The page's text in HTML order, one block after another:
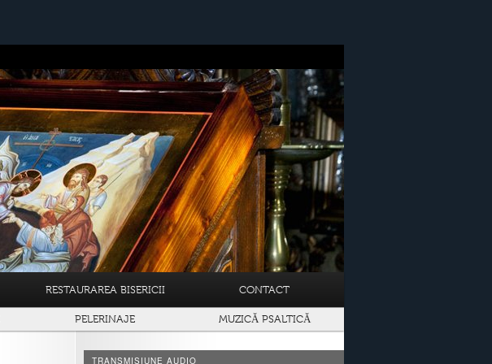
RESTAURAREA BISERICII CONTACT
PELERINAJE MUZICĂ PSALTICĂ
TRANSMISIUNE AUDIO